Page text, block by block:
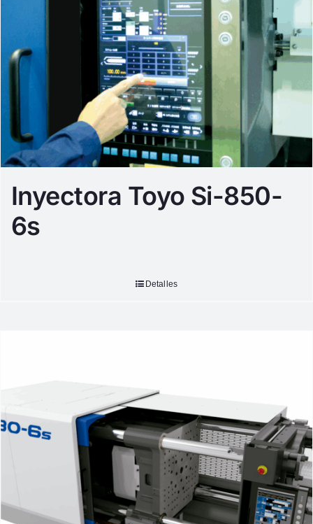
Inyectora Toyo Si-850-
6s
Detalles